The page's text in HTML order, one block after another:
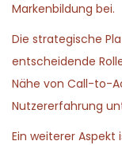
Markenbildung bei.
Die strategische
entscheidende
Nähe von Call-to-
Nutzererfahrung
Ein weiterer Aspekt